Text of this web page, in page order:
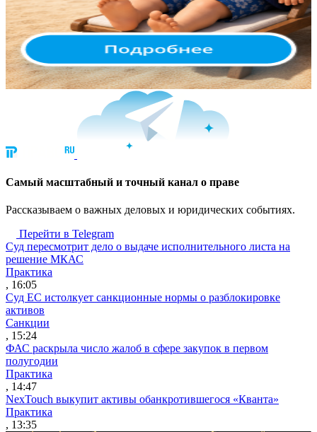
Cамый масштабный и точный канал о праве
Рассказываем о важных деловых и юридических событиях.
Перейти в Telegram
Суд пересмотрит дело о выдаче исполнительного листа на
решение МКАС
Практика
, 16:05
Суд ЕС истолкует санкционные нормы о разблокировке
активов
Санкции
, 15:24
ФАС раскрыла число жалоб в сфере закупок в первом
полугодии
Практика
, 14:47
NexTouch выкупит активы обанкротившегося «Кванта»
Практика
, 13:35